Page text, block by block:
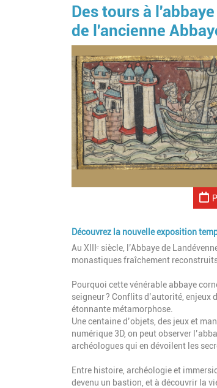
Des tours à
de l'ancienne
Découvrez la nouvelle exposition
Au XIIIᵉ siècle, l’Abbaye de
monastiques fraîchement
Pourquoi cette vénérable abbaye
seigneur ? Conflits d’autorité, enjeux
étonnante métamorphose.
Une centaine d’objets, des jeux et
numérique 3D, on peut observer
archéologues qui en dévoilent les
Entre histoire, archéologie et
devenu un bastion, et à découvrir la